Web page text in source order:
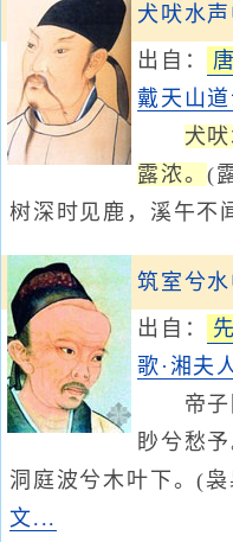
犬吠水
出自：
戴天山道
犬
露浓。(
树深时见鹿，溪午不
筑室兮水
出自：
歌·湘夫
帝子
眇兮愁
洞庭波兮木叶下。(
文...